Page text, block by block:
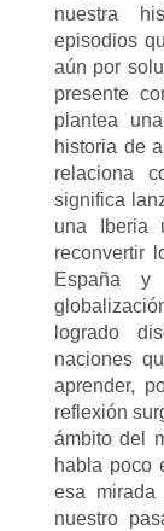
nuestra
episodios
aún por
presente
plantea
historia de
relaciona
significa
una Iberia
reconvertir
España
logrado
naciones
aprender,
reflexión
ámbito del
habla poco
esa
nuestro